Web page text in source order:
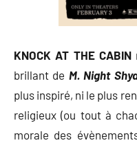
KNOCK AT THE CABIN
brillant de M. Night
plus inspiré, ni le plus
religieux (ou tout à
morale des